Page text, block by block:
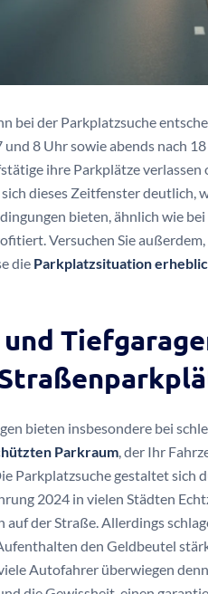
bei der Parkplatzsuche
8 Uhr sowie abends nach
ihre Parkplätze
dieses Zeitfenster deutlich,
bieten, ähnlich wie bei
Versuchen Sie
die Parkplatzsituation
bieten insbesondere bei
Parkraum , der Ihr
Parkplatzsuche gestaltet sich
2024 in vielen Städten
auf der Straße. Allerdings
den Geldbeutel
Autofahrer überwiegen